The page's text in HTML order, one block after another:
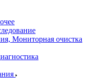
Мониторная очистка